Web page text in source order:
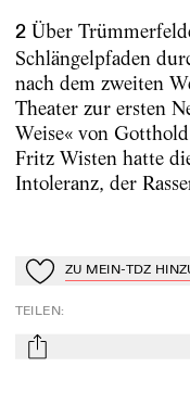
2Über
Schlängelpfaden
nach dem zweiten
Theater zur ersten
Weise« von
Fritz Wisten hatte
Intoleranz, der
Zu Mein-TdZ
ZU MEIN-TDZ
TEILEN:
mail